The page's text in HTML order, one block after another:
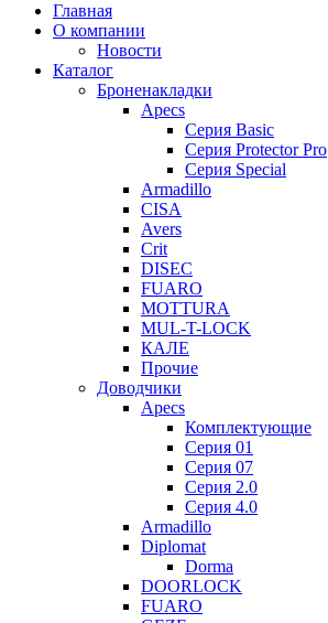
Главная
О компании
Новости
Каталог
Броненакладки
Apecs
Серия Basic
Серия Protector Pro
Серия Special
Armadillo
CISA
Avers
Crit
DISEC
FUARO
MOTTURA
MUL-T-LOCK
КАЛЕ
Прочие
Доводчики
Apecs
Комплектующие
Серия 01
Серия 07
Серия 2.0
Серия 4.0
Armadillo
Diplomat
Dorma
DOORLOCK
FUARO